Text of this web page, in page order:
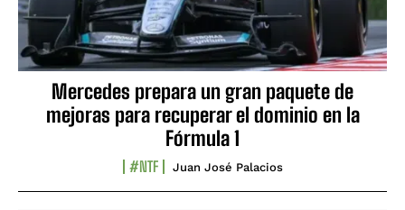
Mercedes prepara un gran paquete de
mejoras para recuperar el dominio en la
Fórmula 1
#NTF Juan José Palacios